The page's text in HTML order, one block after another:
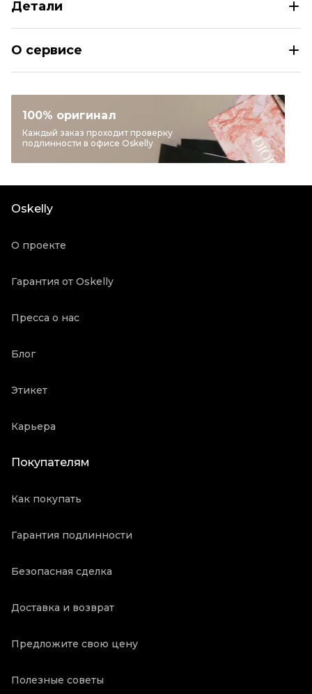
Детали
Категория
Бренд
CHRISTIAN DIOR
Материал обуви
Кожа
Продавец
О сервисе
100% оригинал
Каждый заказ проходит проверку
подлинности в офисе Oskelly
Oskelly
О проекте
Гарантия от Oskelly
Пресса о нас
Блог
Этикет
Карьера
Покупателям
Как покупать
Гарантия подлинности
Безопасная сделка
Доставка и возврат
Предложите свою цену
Полезные советы